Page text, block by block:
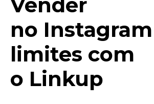
no
limites com
o Linkup